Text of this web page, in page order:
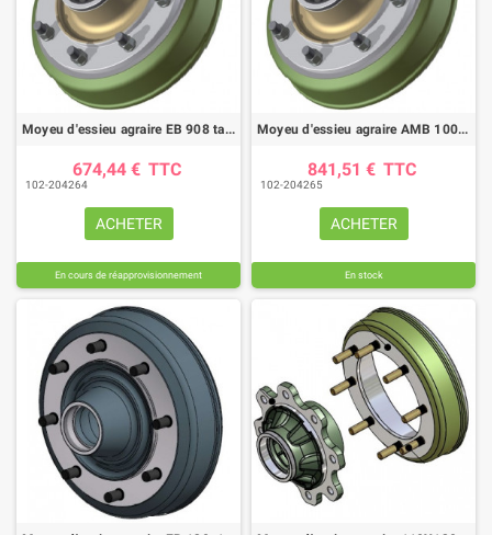
Moyeu d'essieu agraire EB 908 tambour Ø400X80
674,44 € TTC
102-204264
ACHETER
En cours de réapprovisionnement
Moyeu d'essieu agraire AMB 1008 AF Ø400X80
841,51 € TTC
102-204265
ACHETER
En stock